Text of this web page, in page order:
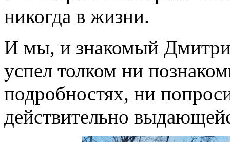
никогда в жизни.
И мы, и знакомый
успел толком ни
подробностях, ни
действительно